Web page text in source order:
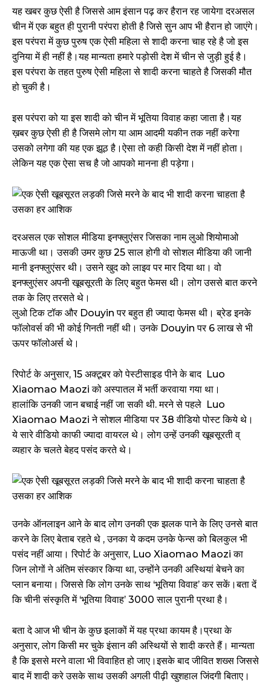
यह खबर कुछ ऐसी है जिससे आम इंसान पढ़ कर हैरान रह जायेगा दरअसल
चीन में एक बहुत ही पुरानी परंपरा होती है जिसे सुन आप भी हैरान हो जाएंगे।
इस परंपरा में कुछ पुरुष एक ऐसी महिला से शादी करना चाह रहे है जो इस
दुनिया में ही नहीं है।यह मान्यता हमारे पड़ोसी देश में चीन से जुड़ी हुई है।
इस परंपरा के तहत पुरुष ऐसी महिला से शादी करना चाहते है जिसकी मौत
हो चुकी है।
इस परंपरा को या इस शादी को चीन में भूतिया विवाह कहा जाता है।यह
ख़बर कुछ ऐसी ही है जिसमे लोग या आम आदमी यकीन तक नहीं करेगा
उसको लगेगा की यह एक झूठ है।ऐसा तो कही किसी देश में नहीं होता।
लेकिन यह एक ऐसा सच है जो आपको मानना ही पड़ेगा।
दरअसल एक सोशल मीडिया इनफ्लुएंसर जिसका नाम लुओ शियोमाओ
माऊजी था। उसकी उमर कुछ 25 साल होगी वो सोशल मीडिया की जानी
मानी इनफ्लुएंसर थी। उसने खुद को लाइव पर मार दिया था। वो
इनफ्लुएंसर अपनी खूबसूरती के लिए बहुत फेमस थी। लोग उससे बात करने
तक के लिए तरसते थे।
लुओ टिक टॉक और Douyin पर बहुत ही ज्यादा फेमस थी। ब्रेड इनके
फॉलोवर्स की भी कोई गिनती नहीं थी। उनके Douyin पर 6 लाख से भी
ऊपर फॉलोअर्स थे।
रिपोर्ट के अनुसार, 15 अक्टूबर को पेस्टीसाइड पीने के बाद Luo
Xiaomao Maozi को अस्पातल में भर्ती करवाया गया था।
हालांकि उनकी जान बचाई नहीं जा सकी थी. मरने से पहले Luo
Xiaomao Maozi ने सोशल मीडिया पर 38 वीडियो पोस्ट किये थे।
ये सारे वीडियो काफी ज्यादा वायरल थे। लोग उन्हें उनकी खूबसूरती व्
व्यहार के चलते बेहद पसंद करते थे।
उनके ऑनलाइन आने के बाद लोग उनकी एक झलक पाने के लिए उनसे बात
करने के लिए बेताब रहते थे , उनका ये कदम उनके फेन्स को बिलकुल भी
पसंद नहीं आया। रिपोर्ट के अनुसार, Luo Xiaomao Maozi का
जिन लोगों ने अंतिम संस्कार किया था, उन्होंने उनकी अस्थियां बेचने का
प्लान बनाया। जिससे कि लोग उनके साथ ‘भूतिया विवाह’ कर सकें।बता दें
कि चीनी संस्कृति में ‘भूतिया विवाह’ 3000 साल पुरानी प्रथा है।
बता दे आज भी चीन के कुछ इलाकों में यह प्रथा कायम है।प्रथा के
अनुसार, लोग किसी मर चुके इंसान की अस्थियों से शादी करते हैं। मान्यता
है कि इससे मरने वाला भी विवाहित हो जाए।इसके बाद जीवित शख्स जिससे
बाद में शादी करे उसके साथ उसकी अगली पीढ़ी खुशहाल जिंदगी बिताए।